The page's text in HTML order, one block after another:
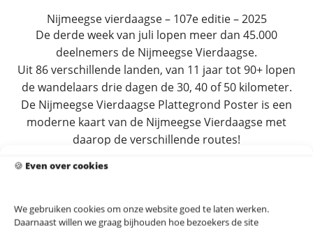
🍪 Even over cookies
We gebruiken cookies om onze website goed te laten werken.
Daarnaast willen we graag bijhouden hoe bezoekers de site
Nijmeegse vierdaagse – 107e editie – 2025
De derde week van juli lopen meer dan 45.000
deelnemers de Nijmeegse Vierdaagse.
Uit 86 verschillende landen, van 11 jaar tot 90+ lopen
de wandelaars drie dagen de 30, 40 of 50 kilometer.
De Nijmeegse Vierdaagse Plattegrond Poster is een
moderne kaart van de Nijmeegse Vierdaagse met
daarop de verschillende routes!